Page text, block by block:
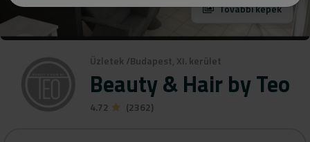
Üzletek /Budapest, XI. kerület
Beauty & Hair by Teo
4.72 (2362)
További képek